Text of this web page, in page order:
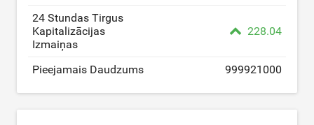
24 Stundas Tirgus
Kapitalizācijas
Izmaiņas
228.04
Pieejamais Daudzums 999921000